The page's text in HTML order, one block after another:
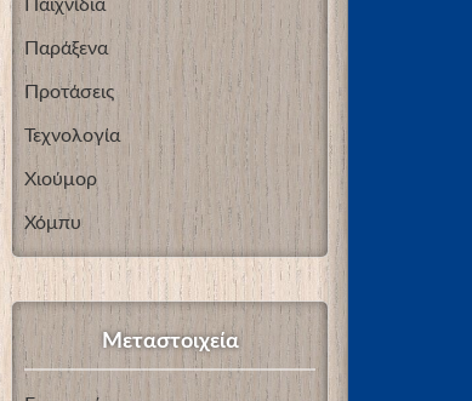
Παιχνίδια
Παράξενα
Προτάσεις
Τεχνολογία
Χιούμορ
Χόμπυ
Μεταστοιχεία